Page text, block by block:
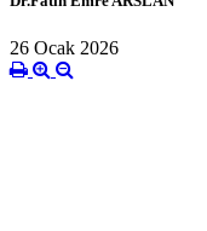
26 Ocak 2026